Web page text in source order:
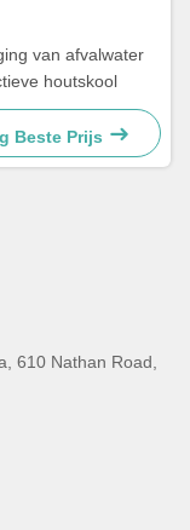
van afvalwater
houtskool
Beste Prijs
610 Nathan Road,